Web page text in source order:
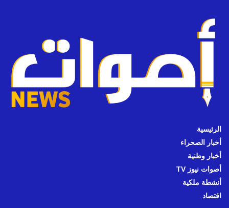
الرئيسية
أخبار الصحراء
أخبار وطنية
أصوات نيوز TV
أنشطة ملكية
اقتصاد